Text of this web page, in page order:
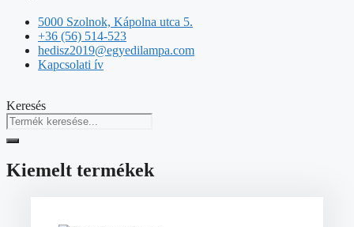
5000 Szolnok, Kápolna utca 5.
+36 (56) 514-523
hedisz2019@egyedilampa.com
Kapcsolati ív
Keresés
Kiemelt termékek